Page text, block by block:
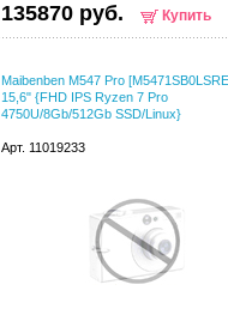
135870 руб. Купить
Maibenben M547 Pro
15,6" {FHD IPS Ryzen 7 Pro
4750U/8Gb/512Gb SSD/Linux}
Арт. 11019233